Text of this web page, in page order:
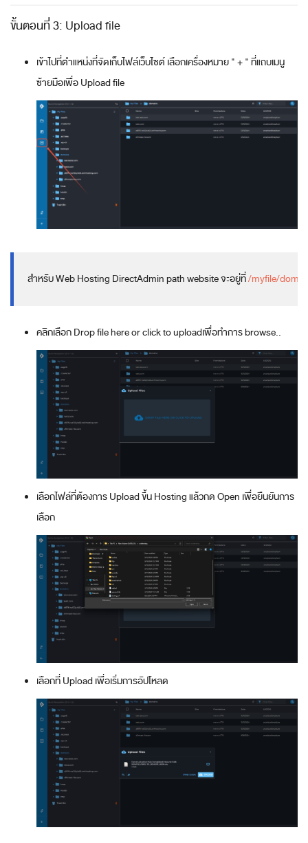
ขั้นตอนที่ 3: Upload file
เข้าไปที่ตำแหน่งที่จัดเก็บไฟล์เว็บไซต์ เลือกเครื่องหมาย " + " ที่แถบเมนู
ซ้ายมือเพื่อ Upload file
สำหรับ Web Hosting DirectAdmin path website จะอยู่ที่ /myfile/
คลิกเลือก Drop file here or click to uploadเพื่อทำการ browse..
เลือกไฟล์ที่ต้องการ Upload ขึ้น Hosting แล้วกด Open เพื่อยืนยันการ
เลือก
เลือกที่ Upload เพื่อเริ่มการอัปโหลด